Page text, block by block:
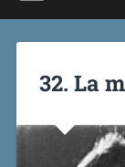
32. La